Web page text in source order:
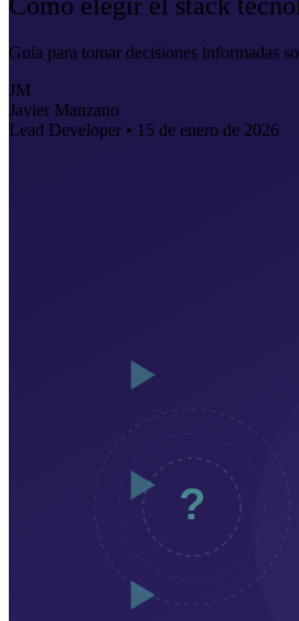
Guía para tomar decisiones informadas
JM
Javier Manzano
Lead Developer • 15 de enero de 2026